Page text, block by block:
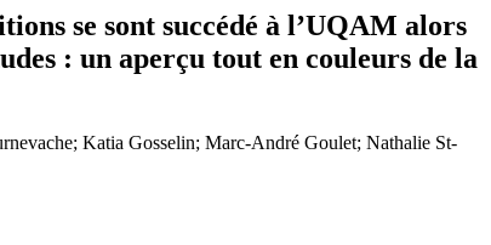
se sont succédé à l’UQAM alors
: un aperçu tout en couleurs de la
Katia Gosselin; Marc-André Goulet; Nathalie St-